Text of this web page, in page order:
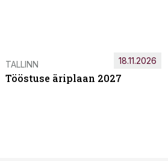
TALLINN
Tööstuse äriplaan 2027
18.11.2026